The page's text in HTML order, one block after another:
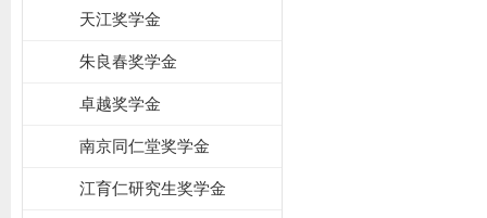
天江奖学金
朱良春奖学金
卓越奖学金
南京同仁堂奖学金
江育仁研究生奖学金